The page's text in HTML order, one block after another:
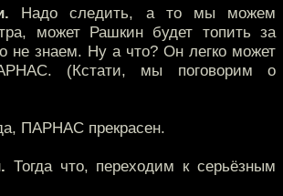
Надо следить, а то мы можем
может Рашкин будет топить за
не знаем. Ну а что? Он легко может
(Кстати, мы поговорим о
ПАРНАС прекрасен.
Тогда что, переходим к серьёзным